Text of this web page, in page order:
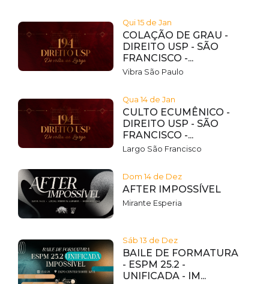
Qui 15 de Jan
COLAÇÃO DE GRAU -
DIREITO USP - SÃO
FRANCISCO -...
Vibra São Paulo
Qua 14 de Jan
CULTO ECUMÊNICO -
DIREITO USP - SÃO
FRANCISCO -...
Largo São Francisco
Dom 14 de Dez
AFTER IMPOSSÍVEL
Mirante Esperia
Sáb 13 de Dez
BAILE DE FORMATURA
- ESPM 25.2 -
UNIFICADA - IM...